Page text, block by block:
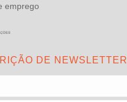
emprego
DE NEWSLETTER